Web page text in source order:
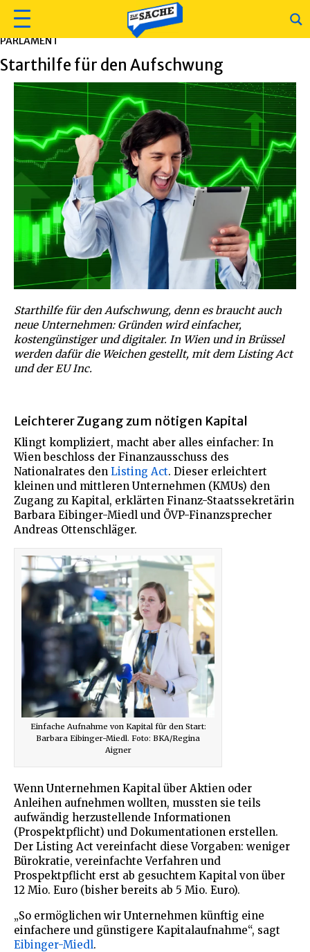
PARLAMENT
Starthilfe für den Aufschwung
Starthilfe für den Aufschwung, denn es braucht auch
neue Unternehmen: Gründen wird einfacher,
kostengünstiger und digitaler. In Wien und in Brüssel
werden dafür die Weichen gestellt, mit dem Listing Act
und der EU Inc.
Leichterer Zugang zum nötigen Kapital
Klingt kompliziert, macht aber alles einfacher: In
Wien beschloss der Finanzausschuss des
Nationalrates den Listing Act. Dieser erleichtert
kleinen und mittleren Unternehmen (KMUs) den
Zugang zu Kapital, erklärten Finanz-Staatssekretärin
Barbara Eibinger-Miedl und ÖVP-Finanzsprecher
Andreas Ottenschläger.
Einfache Aufnahme von Kapital für den Start:
Barbara Eibinger-Miedl. Foto: BKA/Regina
Aigner
Wenn Unternehmen Kapital über Aktien oder
Anleihen aufnehmen wollten, mussten sie teils
aufwändig herzustellende Informationen
(Prospektpflicht) und Dokumentationen erstellen.
Der Listing Act vereinfacht diese Vorgaben: weniger
Bürokratie, vereinfachte Verfahren und
Prospektpflicht erst ab gesuchtem Kapital von über
12 Mio. Euro (bisher bereits ab 5 Mio. Euro).
„So ermöglichen wir Unternehmen künftig eine
einfachere und günstigere Kapitalaufnahme“, sagt
Eibinger-Miedl.